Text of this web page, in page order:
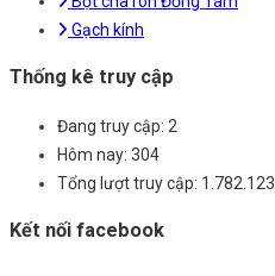
Gạch kính
Thống kê truy cập
Đang truy cập: 2
Hôm nay: 304
Tổng lượt truy cập: 1.782.123
Kết nối facebook